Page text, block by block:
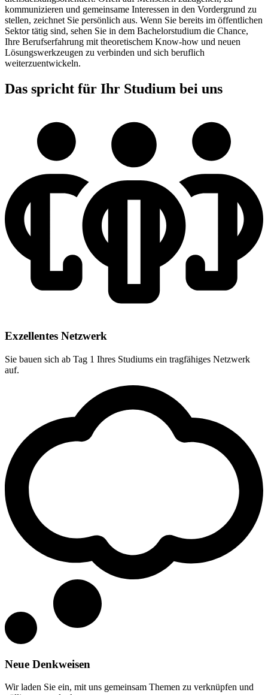
kommunizieren und gemeinsame Interessen in den Vordergrund zu
stellen, zeichnet Sie persönlich aus. Wenn Sie bereits im öffentlichen
Sektor tätig sind, sehen Sie in dem Bachelorstudium die Chance,
Ihre Berufserfahrung mit theoretischem Know-how und neuen
Lösungswerkzeugen zu verbinden und sich beruflich
weiterzuentwickeln.
Das spricht für Ihr Studium bei uns
Exzellentes Netzwerk
Sie bauen sich ab Tag 1 Ihres Studiums ein tragfähiges Netzwerk
auf.
Neue Denkweisen
Wir laden Sie ein, mit uns gemeinsam Themen zu verknüpfen und